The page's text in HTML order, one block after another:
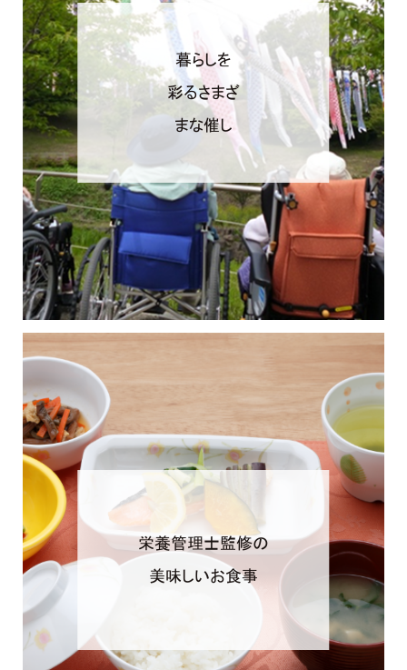
暮らしを
彩るさまざ
まな催し
栄養管理士監修の
美味しいお食事